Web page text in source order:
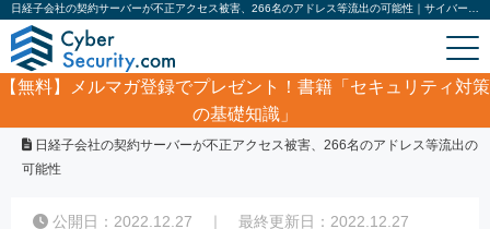
【無料】
メルマガ登録でプレゼント！書籍「セキュリティ対策
の基礎知識」
サイバーセキュリティ・情報漏洩ニュース
日経子会社の契約サーバーが不正アクセス被害、266名のアドレス等流出の
可能性
公開日：2022.12.27 ｜ 最終更新日：2022.12.27